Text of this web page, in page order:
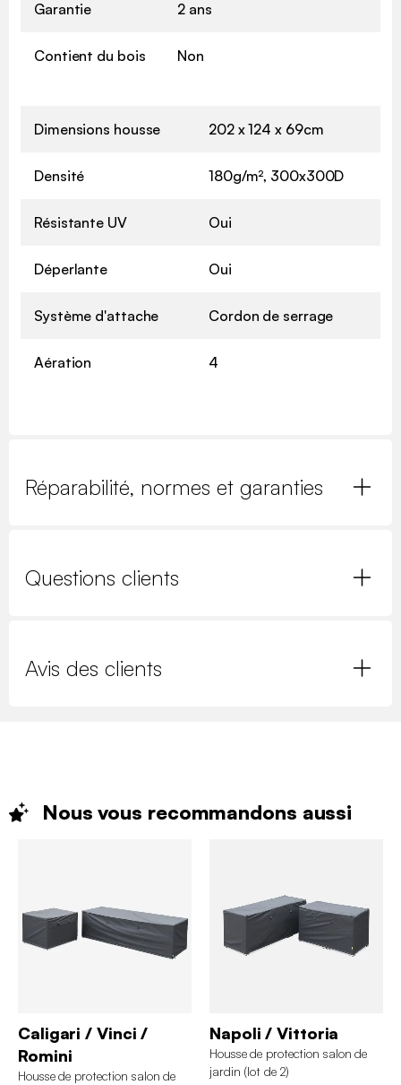
Garantie 2 ans
Contient du bois Non
Dimensions housse 202 x 124 x 69cm
Densité 180g/m², 300x300D
Résistante UV Oui
Déperlante Oui
Système d'attache Cordon de serrage
Aération 4
Réparabilité, normes et garanties
Questions clients
Avis des clients
Nous vous recommandons aussi
Caligari / Vinci /
Romini
Housse de protection salon de
Napoli / Vittoria
Housse de protection salon de
jardin (lot de 2)